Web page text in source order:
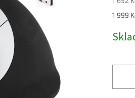
Měrná
1 999